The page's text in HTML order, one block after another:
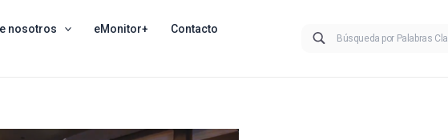
nosotros eMonitor+
Contacto